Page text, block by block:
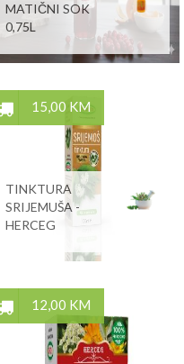
MATIČNI SOK
0,75L
15,00 KM
TINKTURA
SRIJEMUŠA -
HERCEG
12,00 KM